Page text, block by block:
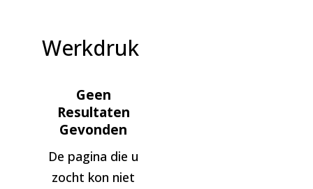
Werkdruk
Geen
Resultaten
Gevonden
De pagina die u
zocht kon niet